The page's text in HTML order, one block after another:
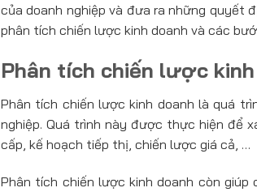
của doanh nghiệp và đưa ra những quyết
phân tích chiến lược kinh doanh và các
Phân tích chiến lược
Phân tích chiến lược kinh doanh là quá
nghiệp. Quá trình này được thực hiện để
cấp, kế hoạch tiếp thị, chiến lược giá cả, …
Phân tích chiến lược kinh doanh còn